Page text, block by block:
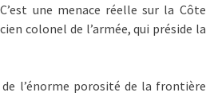
une menace réelle sur la Côte
colonel de l’armée, qui préside la
l’énorme porosité de la frontière